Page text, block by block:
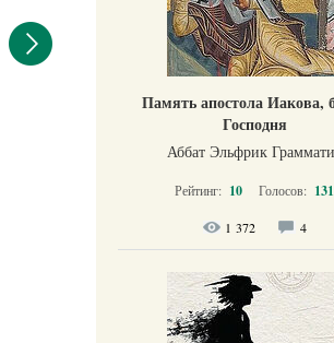
Память апостола Иакова,
Господня
Аббат Эльфрик
Рейтинг: 10 Голосов: 131
1 372 4